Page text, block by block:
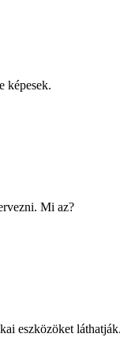
képesek.
Mi az?
eszközöket láthatják.